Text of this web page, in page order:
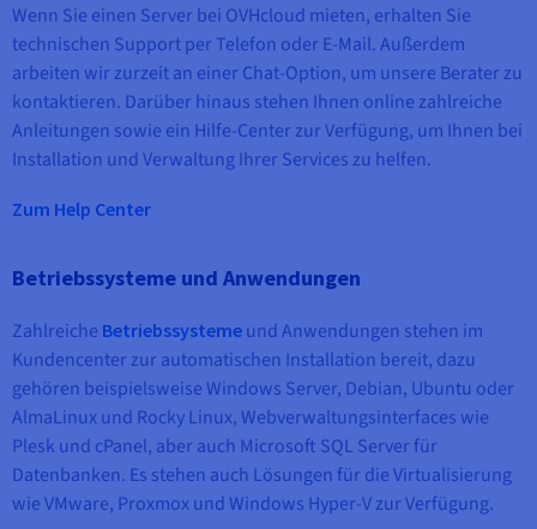
Wenn Sie einen Server bei OVHcloud mieten, erhalten Sie
technischen Support per Telefon oder E-Mail. Außerdem
arbeiten wir zurzeit an einer Chat-Option, um unsere Berater zu
kontaktieren. Darüber hinaus stehen Ihnen online zahlreiche
Anleitungen sowie ein Hilfe-Center zur Verfügung, um Ihnen bei
Installation und Verwaltung Ihrer Services zu helfen.
Zum Help Center
Betriebssysteme und Anwendungen
Zahlreiche Betriebssysteme und Anwendungen stehen im
Kundencenter zur automatischen Installation bereit, dazu
gehören beispielsweise Windows Server, Debian, Ubuntu oder
AlmaLinux und Rocky Linux, Webverwaltungsinterfaces wie
Plesk und cPanel, aber auch Microsoft SQL Server für
Datenbanken. Es stehen auch Lösungen für die Virtualisierung
wie VMware, Proxmox und Windows Hyper-V zur Verfügung.